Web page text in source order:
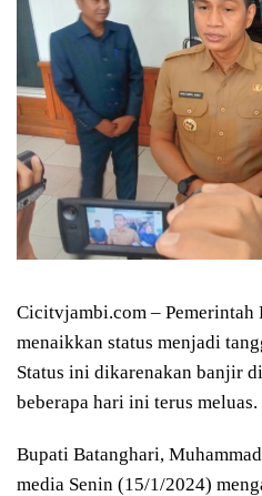
Cicitvjambi.com – Pemerintah
menaikkan status menjadi
Status ini dikarenakan banjir
beberapa hari ini terus meluas.
Bupati Batanghari,
media Senin (15/1/2024)